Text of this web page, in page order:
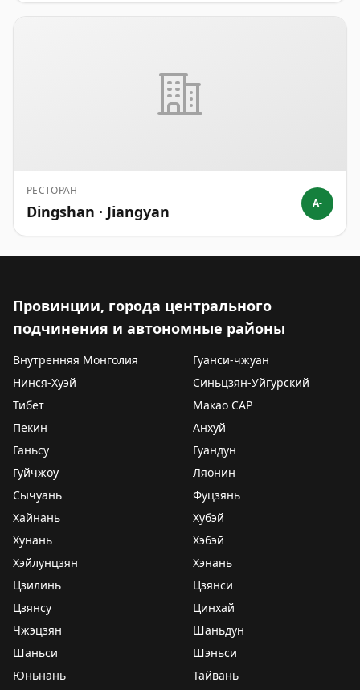
РЕСТОРАН
Dingshan · Jiangyan A-
Провинции, города центрального
подчинения и автономные районы
Внутренняя Монголия
Гуанси-чжуан
Нинся-Хуэй
Синьцзян-Уйгурский
Тибет
Макао САР
Пекин
Анхуй
Ганьсу
Гуандун
Гуйчжоу
Ляонин
Сычуань
Фуцзянь
Хайнань
Хубэй
Хунань
Хэбэй
Хэйлунцзян
Хэнань
Цзилинь
Цзянси
Цзянсу
Цинхай
Чжэцзян
Шаньдун
Шаньси
Шэньси
Юньнань
Тайвань